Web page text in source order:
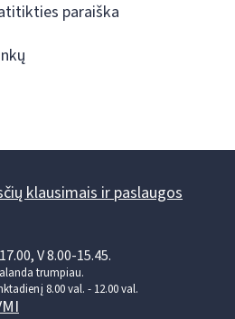
paraiška
klausimais ir paslaugos
V 8.00-15.45.
trumpiau.
8.00 val. - 12.00 val.